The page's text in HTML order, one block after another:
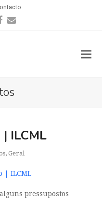
Email
ILCML
,Geral
| ILCML
pressupostos